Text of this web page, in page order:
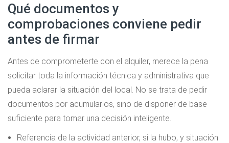
Qué documentos y
comprobaciones conviene pedir
antes de firmar
Antes de comprometerte con el alquiler, merece la pena
solicitar toda la información técnica y administrativa que
pueda aclarar la situación del local. No se trata de pedir
documentos por acumularlos, sino de disponer de base
suficiente para tomar una decisión inteligente.
Referencia de la actividad anterior, si la hubo, y situación